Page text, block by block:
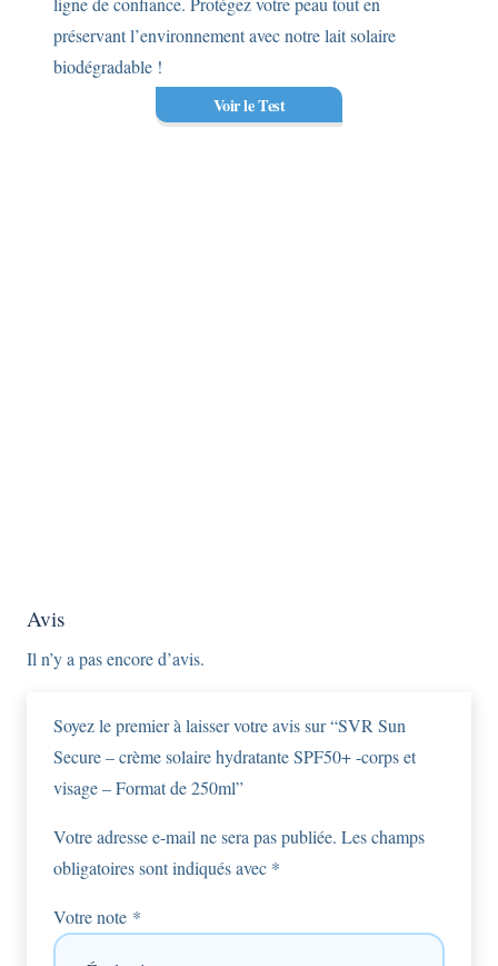
préservant l’environnement avec notre lait solaire
biodégradable !
Voir le Test
Avis
Il n’y a pas encore d’avis.
Soyez le premier à laisser votre avis sur “SVR Sun
Secure – crème solaire hydratante SPF50+ -corps et
visage – Format de 250ml”
Votre adresse e-mail ne sera pas publiée. Les champs
obligatoires sont indiqués avec *
Votre note *